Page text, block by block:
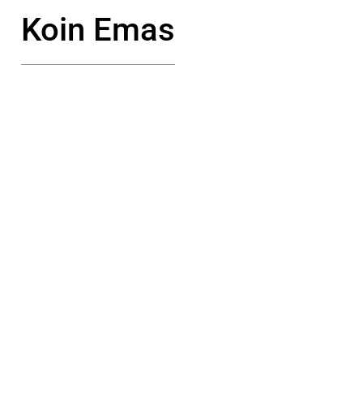
Koin Emas